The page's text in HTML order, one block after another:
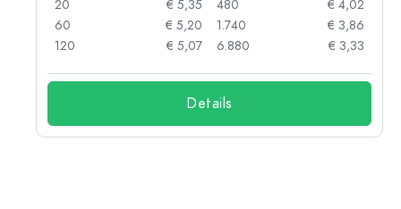
20
€ 5,35
60
€ 5,20
120
€ 5,07
480
€ 4,02
1.740
€ 3,86
6.880
€ 3,33
Details